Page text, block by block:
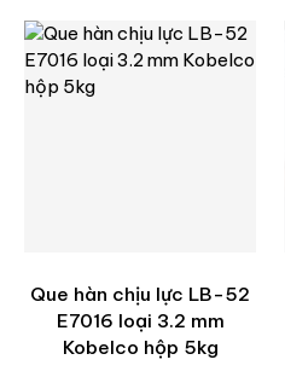
Que hàn chịu lực LB-52
E7016 loại 3.2 mm
Kobelco hộp 5kg